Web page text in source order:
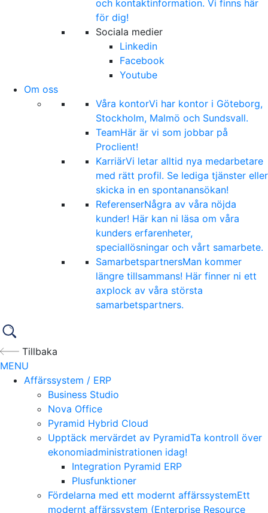
och kontaktinformation. Vi finns här
för dig!
Sociala medier
Linkedin
Facebook
Youtube
Om oss
Våra kontorVi har kontor i Göteborg,
Stockholm, Malmö och Sundsvall.
TeamHär är vi som jobbar på
Proclient!
KarriärVi letar alltid nya medarbetare
med rätt profil. Se lediga tjänster eller
skicka in en spontanansökan!
ReferenserNågra av våra nöjda
kunder! Här kan ni läsa om våra
kunders erfarenheter,
speciallösningar och vårt samarbete.
SamarbetspartnersMan kommer
längre tillsammans! Här finner ni ett
axplock av våra största
samarbetspartners.
Tillbaka
MENU
Affärssystem / ERP
Business Studio
Nova Office
Pyramid Hybrid Cloud
Upptäck mervärdet av PyramidTa kontroll över
ekonomiadministrationen idag!
Integration Pyramid ERP
Plusfunktioner
Fördelarna med ett modernt affärssystemEtt
modernt affärssystem (Enterprise Resource